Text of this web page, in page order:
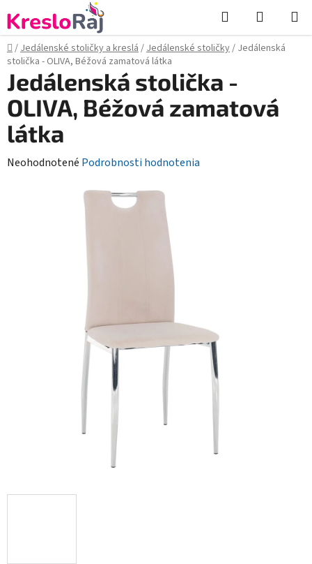
na
obsah
Hľadať
KOŠÍK
Domov
/Jedálenské stoličky a kreslá/Jedálenské stoličky/ Jedálenská
stolička - OLIVA, Béžová zamatová látka
Jedálenská stolička -
OLIVA, Béžová zamatová
látka
Priemerné
Neohodnotené Podrobnosti hodnotenia